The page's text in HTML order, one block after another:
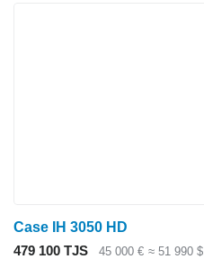
Case IH 3050 HD
479 100 TJS
45 000 € ≈ 51 990 $